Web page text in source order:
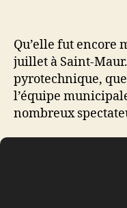
Qu’elle fut encore
juillet à Saint-
pyrotechnique,
l’équipe
nombreux